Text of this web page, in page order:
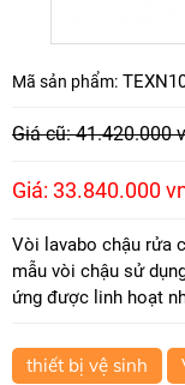
Mã sản phẩm:
Giá cũ: 41.420.000
Giá: 33.840.000
Vòi lavabo chậu rửa
mẫu vòi chậu sử
ứng được linh hoạt
thiết bị vệ sinh